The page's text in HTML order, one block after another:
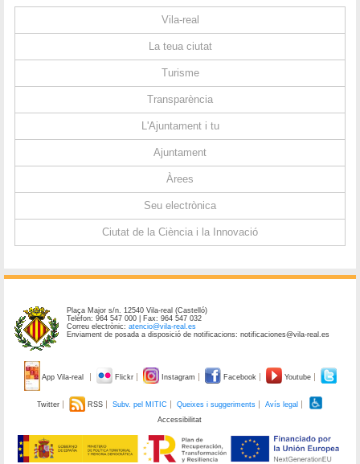
Vila-real
La teua ciutat
Turisme
Transparència
L'Ajuntament i tu
Ajuntament
Àrees
Seu electrònica
Ciutat de la Ciència i la Innovació
Plaça Major s/n. 12540 Vila-real (Castelló)
Telèfon: 964 547 000 | Fax: 964 547 032
Correu electrònic:atencio@vila-real.es
Enviament de posada a disposició de notificacions: notificaciones@vila-real.es
App Vila-real Flickr Instagram Facebook Youtube
Twitter RSS Subv. pel MITIC Queixes i suggeriments
Avís legal
Accessibilitat